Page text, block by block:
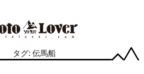
タグ: 伝馬船